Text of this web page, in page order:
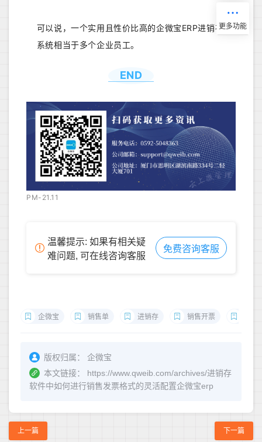
可以说，一个实用且性价比高的企微宝ERP进销存
系统相当于多个企业员工。
END
PM-21.11
温馨提示: 如果有相关疑
难问题, 可在线咨询客服
免费咨询客服
企微宝 销售单 进销存 销售开票
版权归属：
企微宝
本文链接：
https://www.qweib.com/archives/进销存
软件中如何进行销售发票格式的灵活配置企微宝erp
上一篇 下一篇